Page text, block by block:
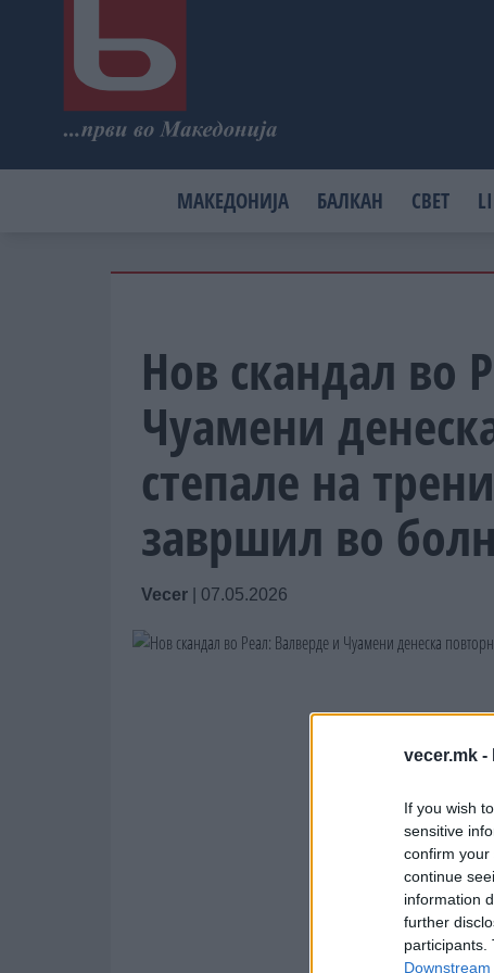
vecer.mk -
If you wish
sensitive
confirm your
continue
information
further
participants.
МАКЕДОНИЈА БАЛКАН СВЕТ
Нов скандал во
Чуамени
степале на
завршил во
Vecer 07.05.2026